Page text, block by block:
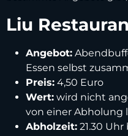
Liu
Angebot:
Essen selbst
Preis: 4,50 Euro
Wert: wird nicht
von einer Abholung
Abholzeit: 21.30 Uhr